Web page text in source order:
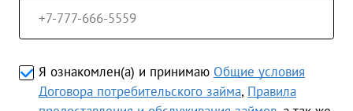
Я ознакомлен(а) и принимаю Общие условия
Договора потребительского займа, Правила